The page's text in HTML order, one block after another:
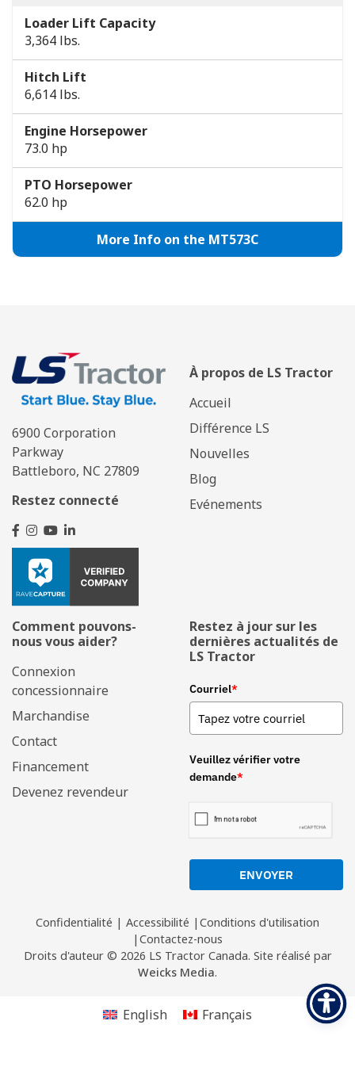
Loader Lift Capacity
3,364 lbs.
Hitch Lift
6,614 lbs.
Engine Horsepower
73.0 hp
PTO Horsepower
62.0 hp
More Info on the MT573C
6900 Corporation
Parkway
Battleboro, NC 27809
Restez connecté
À propos de LS Tractor
Accueil
Différence LS
Nouvelles
Blog
Evénements
Comment pouvons-
nous vous aider?
Connexion
concessionnaire
Marchandise
Contact
Financement
Devenez revendeur
Restez à jour sur les
dernières actualités de
LS Tractor
Courriel*
Veuillez vérifier votre
demande*
ENVOYER
Confidentialité | Accessibilité | Conditions d'utilisation
| Contactez-nous
Droits d'auteur© 2026 LS Tractor Canada. Site réalisé par
Weicks Media.
English Français